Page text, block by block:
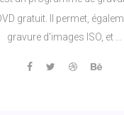
gratuit. Il permet,
gravure d'images ISO, et ...